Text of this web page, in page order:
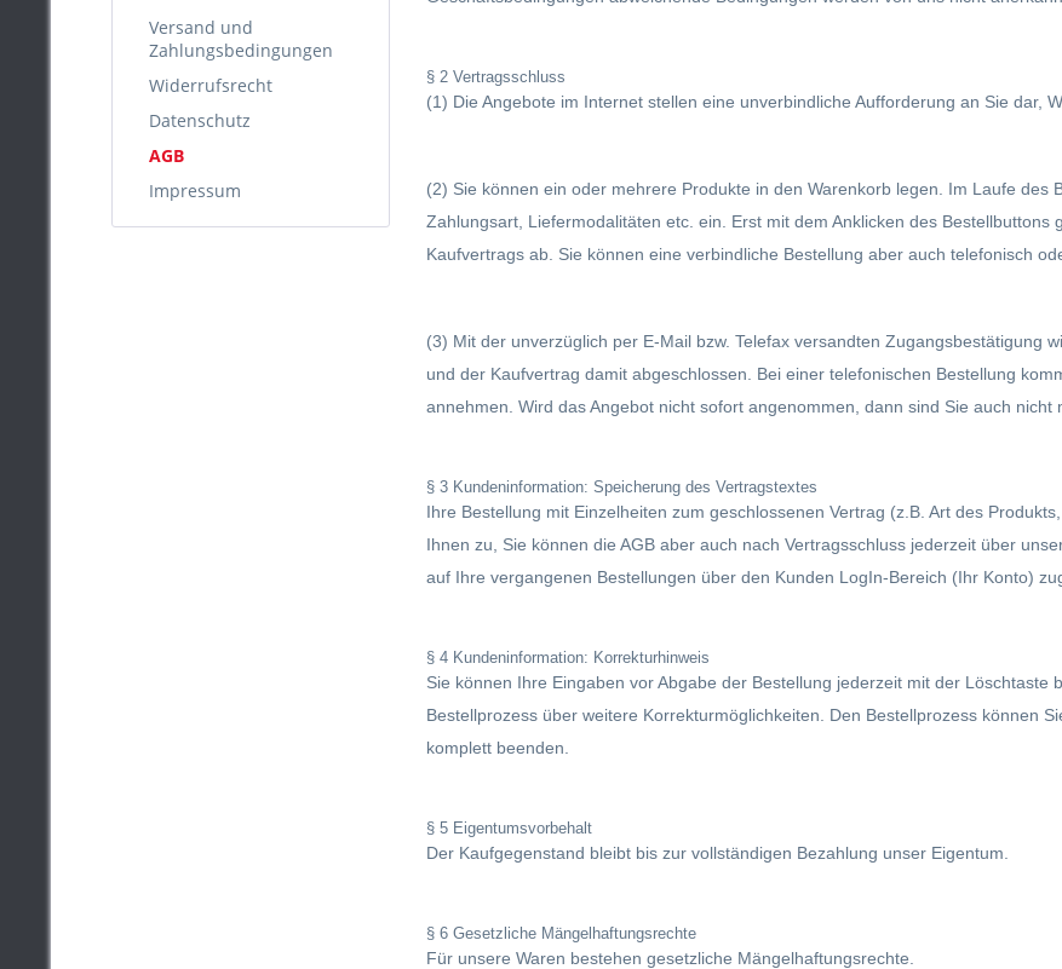
Versand und
Zahlungsbedingungen
Widerrufsrecht
Datenschutz
AGB
Impressum
§ 2 Vertragsschluss
(1) Die Angebote im Internet stellen eine unverbindliche Aufforderung an Sie dar,
(2) Sie können ein oder mehrere Produkte in den Warenkorb legen. Im Laufe des
Zahlungsart, Liefermodalitäten etc. ein. Erst mit dem Anklicken des Bestellbuttons
Kaufvertrags ab. Sie können eine verbindliche Bestellung aber auch telefonisch
(3) Mit der unverzüglich per E-Mail bzw. Telefax versandten Zugangsbestätigung
und der Kaufvertrag damit abgeschlossen. Bei einer telefonischen Bestellung
annehmen. Wird das Angebot nicht sofort angenommen, dann sind Sie auch nicht
§ 3 Kundeninformation: Speicherung des Vertragstextes
Ihre Bestellung mit Einzelheiten zum geschlossenen Vertrag (z.B. Art des
Ihnen zu, Sie können die AGB aber auch nach Vertragsschluss jederzeit über
auf Ihre vergangenen Bestellungen über den Kunden LogIn-Bereich (Ihr Konto)
§ 4 Kundeninformation: Korrekturhinweis
Sie können Ihre Eingaben vor Abgabe der Bestellung jederzeit mit der
Bestellprozess über weitere Korrekturmöglichkeiten. Den Bestellprozess können
komplett beenden.
§ 5 Eigentumsvorbehalt
Der Kaufgegenstand bleibt bis zur vollständigen Bezahlung unser Eigentum.
§ 6 Gesetzliche Mängelhaftungsrechte
Für unsere Waren bestehen gesetzliche Mängelhaftungsrechte.